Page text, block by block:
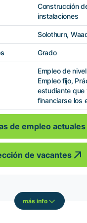
Construcción
instalaciones
Solothurn,
Grado
Empleo de
Empleo fijo,
estudiante que
financiarse los
de empleo actuales
de vacantes
más info